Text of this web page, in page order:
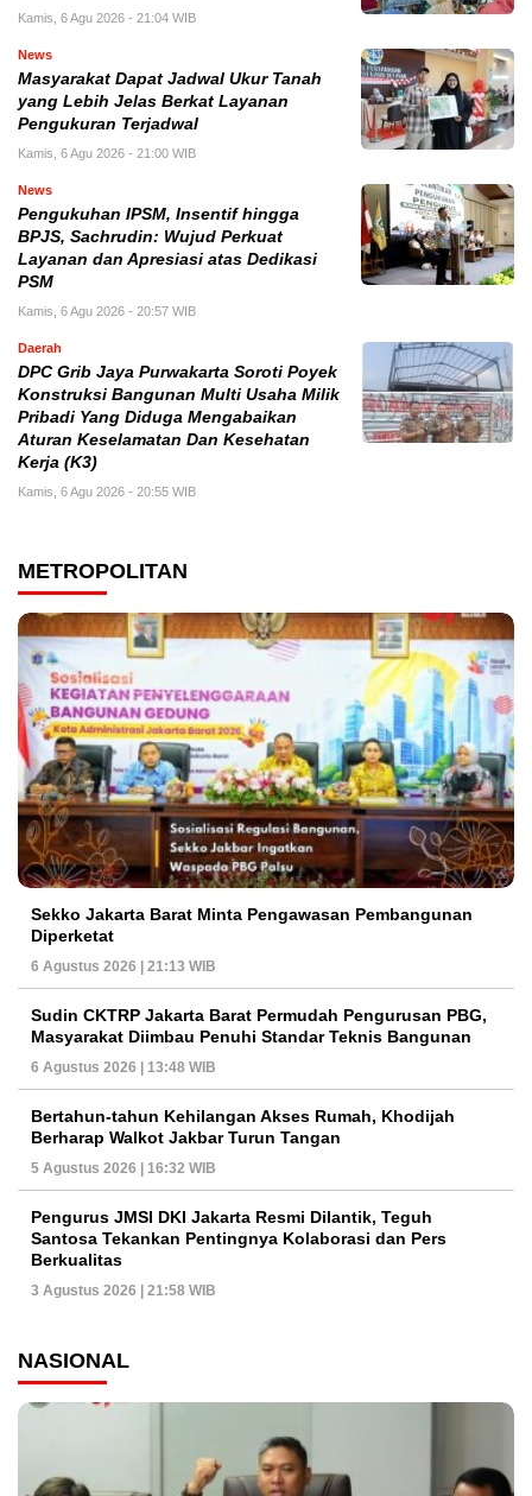
Kamis, 6 Agu 2026 - 21:04 WIB
News
Masyarakat Dapat Jadwal Ukur Tanah
yang Lebih Jelas Berkat Layanan
Pengukuran Terjadwal
Kamis, 6 Agu 2026 - 21:00 WIB
News
Pengukuhan IPSM, Insentif hingga
BPJS, Sachrudin: Wujud Perkuat
Layanan dan Apresiasi atas Dedikasi
PSM
Kamis, 6 Agu 2026 - 20:57 WIB
Daerah
DPC Grib Jaya Purwakarta Soroti Poyek
Konstruksi Bangunan Multi Usaha Milik
Pribadi Yang Diduga Mengabaikan
Aturan Keselamatan Dan Kesehatan
Kerja (K3)
Kamis, 6 Agu 2026 - 20:55 WIB
METROPOLITAN
Sekko Jakarta Barat Minta Pengawasan Pembangunan
Diperketat
6 Agustus 2026 | 21:13 WIB
Sudin CKTRP Jakarta Barat Permudah Pengurusan PBG,
Masyarakat Diimbau Penuhi Standar Teknis Bangunan
6 Agustus 2026 | 13:48 WIB
Bertahun-tahun Kehilangan Akses Rumah, Khodijah
Berharap Walkot Jakbar Turun Tangan
5 Agustus 2026 | 16:32 WIB
Pengurus JMSI DKI Jakarta Resmi Dilantik, Teguh
Santosa Tekankan Pentingnya Kolaborasi dan Pers
Berkualitas
3 Agustus 2026 | 21:58 WIB
NASIONAL